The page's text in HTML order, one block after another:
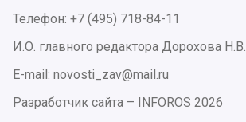
Телефон: +7 (495) 718-84-11
И.О. главного редактора Дорохова Н.В.
E-mail: novosti_zav@mail.ru
Разработчик сайта –
INFOROS 2026